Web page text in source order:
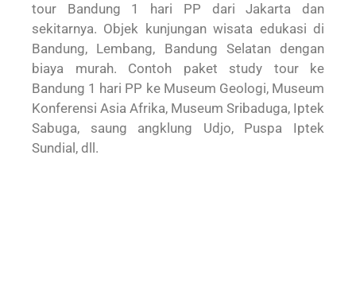
tour Bandung 1 hari PP dari Jakarta dan
sekitarnya. Objek kunjungan wisata edukasi di
Bandung, Lembang, Bandung Selatan dengan
biaya murah. Contoh paket study tour ke
Bandung 1 hari PP ke Museum Geologi, Museum
Konferensi Asia Afrika, Museum Sribaduga, Iptek
Sabuga, saung angklung Udjo, Puspa Iptek
Sundial, dll.